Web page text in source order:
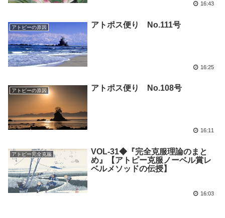
16:43
アトピーの原因 アトポス便り No.111号
16:25
アトピーの原因 アトポス便り No.108号
16:11
アトピー完全克服
VOL-31◆『完全克服理論のまと
め』【アトピー克服ノーベル賞レ
ベルメソッドの伝授】
16:03